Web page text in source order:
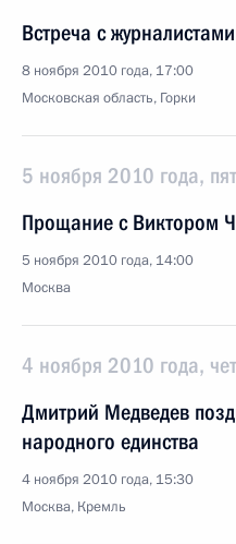
Встреча с
8 ноября 2010 года, 17:00
Московская область, Горки
5 ноября 2010 года,
Прощание с Виктором
5 ноября 2010 года, 14:00
Москва
4 ноября 2010 года,
Дмитрий Медведев
народного единства
4 ноября 2010 года, 15:30
Москва, Кремль